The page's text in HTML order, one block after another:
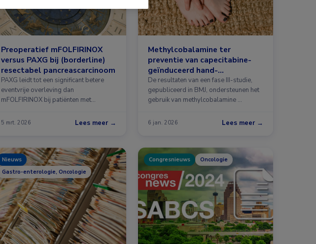
Preoperatief mFOLFIRINOX
versus PAXG bij (borderline)
resectabel pancreascarcinoom
PAXG leidt tot een significant betere
eventvrije overleving dan
mFOLFIRINOX bij patiënten met
5 mrt. 2026 Lees meer →
Methylcobalamine ter
preventie van capecitabine-
geïnduceerd hand-
voetsyndroom
De resultaten van een fase III-studie,
gepubliceerd in BMJ, ondersteunen het
gebruik van methylcobalamine …
6 jan. 2026 Lees meer →
Nieuws
Gastro-enterologie, Oncologie
Congresnieuws Oncologie